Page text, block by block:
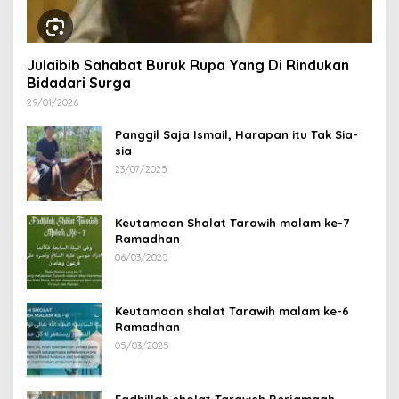
Julaibib Sahabat Buruk Rupa Yang Di Rindukan
Bidadari Surga
29/01/2026
Panggil Saja Ismail, Harapan itu Tak Sia-
sia
23/07/2025
Keutamaan Shalat Tarawih malam ke-7
Ramadhan
06/03/2025
Keutamaan shalat Tarawih malam ke-6
Ramadhan
05/03/2025